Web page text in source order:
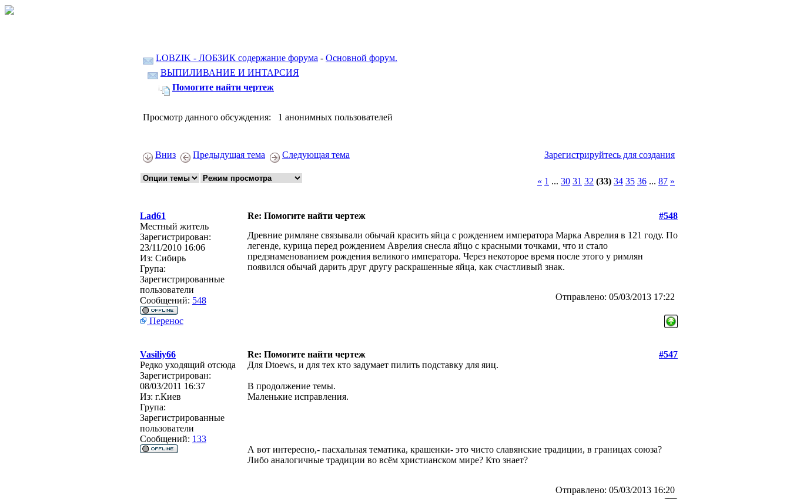
LOBZIK - ЛОБЗИК содержание форума - Основной форум.
ВЫПИЛИВАНИЕ И ИНТАРСИЯ
Помогите найти чертеж
Просмотр данного обсуждения: 1 анонимных пользователей
Вниз Предыдущая тема Следующая тема Зарегистрируйтесь для создания
« 1 ... 30 31 32 (33) 34 35 36 ... 87 »
Lad61 Re: Помогите найти чертеж
#548
Местный житель
Зарегистрирован:
23/11/2010 16:06
Из: Сибирь
Група:
Зарегистрированные
пользователи
Сообщений: 548
Древние римляне связывали обычай красить яйца с рождением императора Марка Аврелия в 121 году. По
легенде, курица перед рождением Аврелия снесла яйцо с красными точками, что и стало
предзнаменованием рождения великого императора. Через некоторое время после этого у римлян
появился обычай дарить друг другу раскрашенные яйца, как счастливый знак.
Отправлено: 05/03/2013 17:22
Перенос
Vasiliy66 Re: Помогите найти чертеж
#547
Редко уходящий отсюда
Зарегистрирован:
08/03/2011 16:37
Из: г.Киев
Група:
Зарегистрированные
пользователи
Сообщений: 133
Для Dtoews, и для тех кто задумает пилить подставку для яиц.
В продолжение темы.
Маленькие исправления.
А вот интересно,- пасхальная тематика, крашенки- это чисто славянские традиции, в границах союза?
Либо аналогичные традиции во всём христианском мире? Кто знает?
Отправлено: 05/03/2013 16:20